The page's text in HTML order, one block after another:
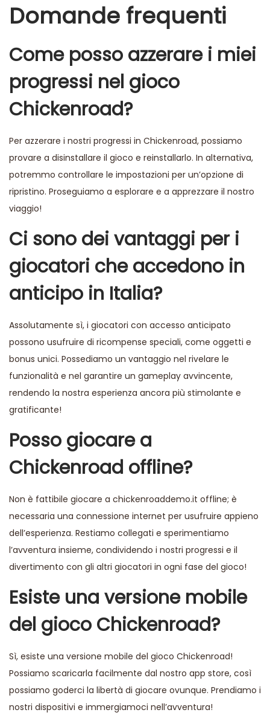
Domande frequenti
Come posso azzerare i miei
progressi nel gioco
Chickenroad?
Per azzerare i nostri progressi in Chickenroad, possiamo
provare a disinstallare il gioco e reinstallarlo. In alternativa,
potremmo controllare le impostazioni per un’opzione di
ripristino. Proseguiamo a esplorare e a apprezzare il nostro
viaggio!
Ci sono dei vantaggi per i
giocatori che accedono in
anticipo in Italia?
Assolutamente sì, i giocatori con accesso anticipato
possono usufruire di ricompense speciali, come oggetti e
bonus unici. Possediamo un vantaggio nel rivelare le
funzionalità e nel garantire un gameplay avvincente,
rendendo la nostra esperienza ancora più stimolante e
gratificante!
Posso giocare a
Chickenroad offline?
Non è fattibile giocare a chickenroaddemo.it offline; è
necessaria una connessione internet per usufruire appieno
dell’esperienza. Restiamo collegati e sperimentiamo
l’avventura insieme, condividendo i nostri progressi e il
divertimento con gli altri giocatori in ogni fase del gioco!
Esiste una versione mobile
del gioco Chickenroad?
Sì, esiste una versione mobile del gioco Chickenroad!
Possiamo scaricarla facilmente dal nostro app store, così
possiamo goderci la libertà di giocare ovunque. Prendiamo i
nostri dispositivi e immergiamoci nell’avventura!